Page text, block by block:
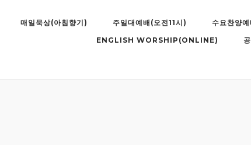
매일묵상(아침향기) 주일대예배(오전11시)
수요찬양
ENGLISH WORSHIP(ONLINE)